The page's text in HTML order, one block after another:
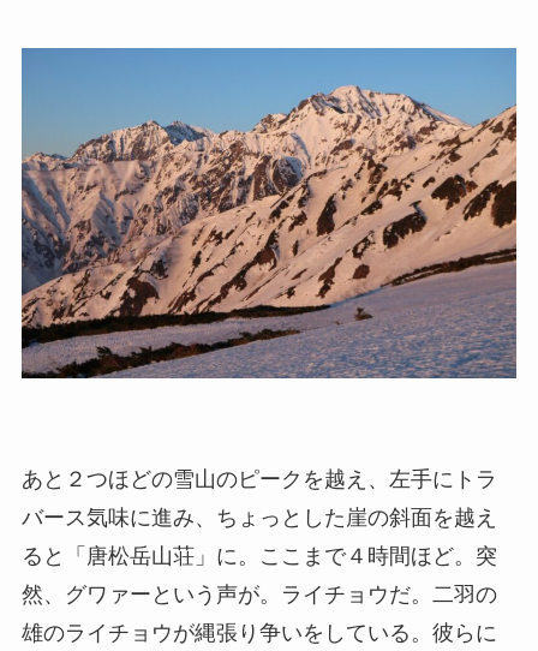
あと２つほどの雪山のピークを越え、左手にトラ
バース気味に進み、ちょっとした崖の斜面を越え
ると「唐松岳山荘」に。ここまで４時間ほど。突
然、グワァーという声が。ライチョウだ。二羽の
雄のライチョウが縄張り争いをしている。彼らに